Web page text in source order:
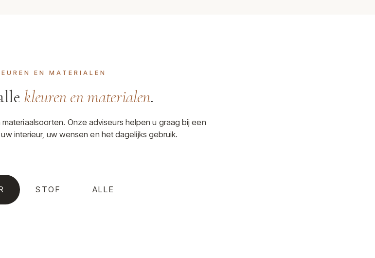
EN MATERIALEN
kleuren en materialen.
Onze adviseurs helpen u graag bij een
interieur, uw wensen en het dagelijks gebruik.
STOF ALLE